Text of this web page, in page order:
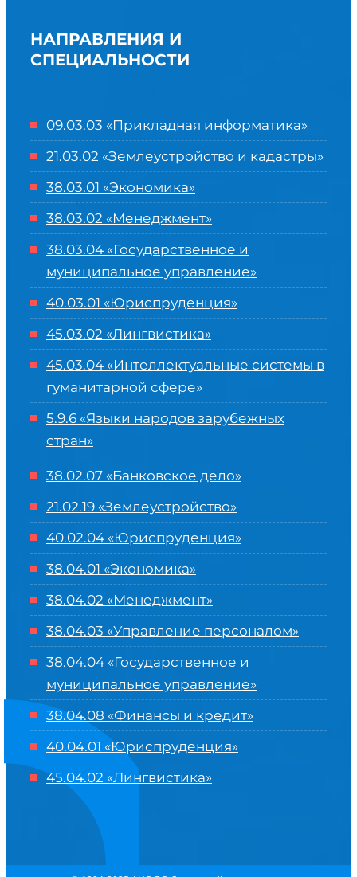
НАПРАВЛЕНИЯ И
СПЕЦИАЛЬНОСТИ
09.03.03 «Прикладная информатика»
21.03.02 «Землеустройство и кадастры»
38.03.01 «Экономика»
38.03.02 «Менеджмент»
38.03.04 «Государственное и
муниципальное управление»
40.03.01 «Юриспруденция»
45.03.02 «Лингвистика»
45.03.04 «Интеллектуальные системы в
гуманитарной сфере»
5.9.6 «Языки народов зарубежных
стран»
38.02.07 «Банковское дело»
21.02.19 «Землеустройство»
40.02.04 «Юриспруденция»
38.04.01 «Экономика»
38.04.02 «Менеджмент»
38.04.03 «Управление персоналом»
38.04.04 «Государственное и
муниципальное управление»
38.04.08 «Финансы и кредит»
40.04.01 «Юриспруденция»
45.04.02 «Лингвистика»